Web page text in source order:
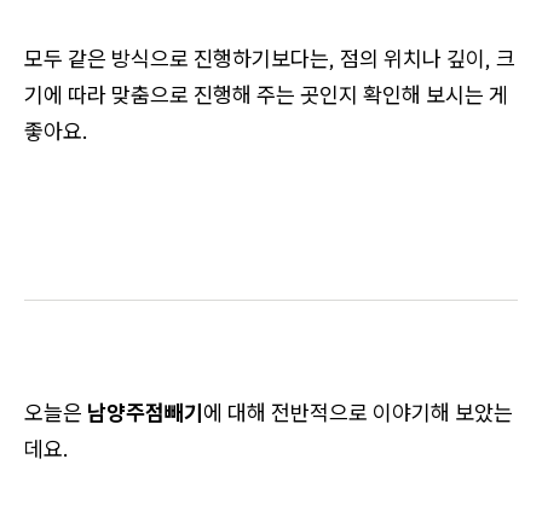
모두 같은 방식으로 진행하기보다는, 점의 위치나 깊이, 크
기에 따라 맞춤으로 진행해 주는 곳인지 확인해 보시는 게
좋아요.
오늘은 남양주점빼기에 대해 전반적으로 이야기해 보았는
데요.